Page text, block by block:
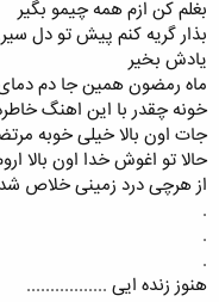
بغلم کن ازم همه چیمو بگیر
بذار گریه کنم پیش تو دل
یادش بخیر
ماه رمضون همین جا دم
خونه چقدر با این اهنگ
جات اون بالا خیلی خوبه
حالا تو اغوش خدا اون بالا
از هرچی درد زمینی خلاص
.
.
.
هنوز زنده ایی .................